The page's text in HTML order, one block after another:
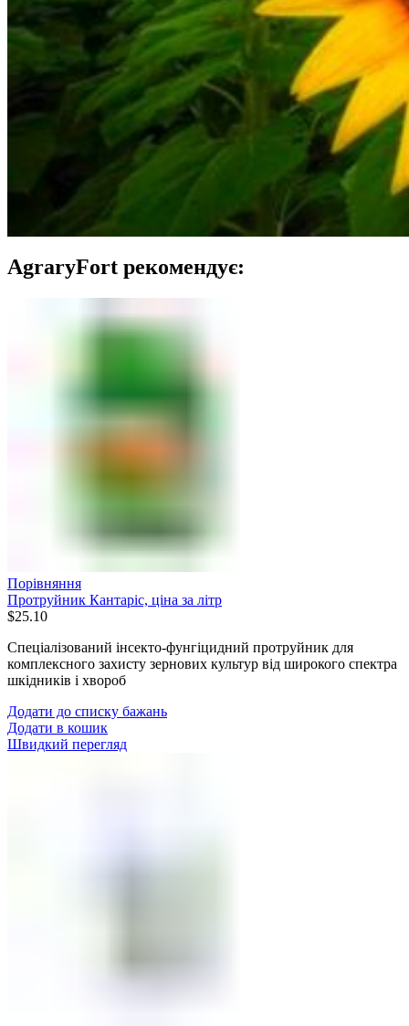
AgraryFort рекомендує:
Порівняння
Протруйник Кантаріс, ціна за літр
$25.10
Спеціалізований інсекто-фунгіцидний протруйник для
комплексного захисту зернових культур від широкого спектра
шкідників і хвороб
Додати до списку бажань
Додати в кошик
Швидкий перегляд